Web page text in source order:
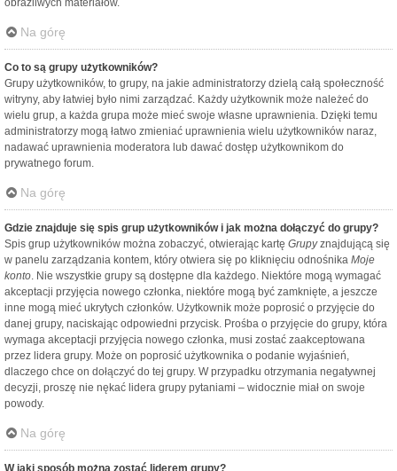
obraźliwych materiałów.
Na górę
Co to są grupy użytkowników?
Grupy użytkowników, to grupy, na jakie administratorzy dzielą całą społeczność
witryny, aby łatwiej było nimi zarządzać. Każdy użytkownik może należeć do
wielu grup, a każda grupa może mieć swoje własne uprawnienia. Dzięki temu
administratorzy mogą łatwo zmieniać uprawnienia wielu użytkowników naraz,
nadawać uprawnienia moderatora lub dawać dostęp użytkownikom do
prywatnego forum.
Na górę
Gdzie znajduje się spis grup użytkowników i jak można dołączyć do grupy?
Spis grup użytkowników można zobaczyć, otwierając kartę Grupyznajdującą się
w panelu zarządzania kontem, który otwiera się po kliknięciu odnośnika Moje
konto. Nie wszystkie grupy są dostępne dla każdego. Niektóre mogą wymagać
akceptacji przyjęcia nowego członka, niektóre mogą być zamknięte, a jeszcze
inne mogą mieć ukrytych członków. Użytkownik może poprosić o przyjęcie do
danej grupy, naciskając odpowiedni przycisk. Prośba o przyjęcie do grupy, która
wymaga akceptacji przyjęcia nowego członka, musi zostać zaakceptowana
przez lidera grupy. Może on poprosić użytkownika o podanie wyjaśnień,
dlaczego chce on dołączyć do tej grupy. W przypadku otrzymania negatywnej
decyzji, proszę nie nękać lidera grupy pytaniami – widocznie miał on swoje
powody.
Na górę
W jaki sposób można zostać liderem grupy?